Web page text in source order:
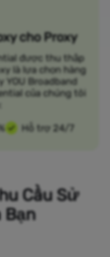
cho Proxy
được thu thập
là lựa chọn hàng
YOU Broadband
của chúng tôi
Hỗ trợ 24/7
Cầu Sử
Bạn